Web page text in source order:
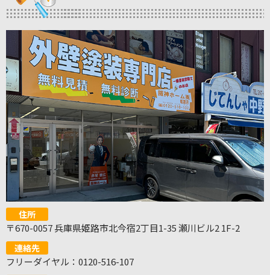
住所
〒670-0057 兵庫県姫路市北今宿2丁目1-35 瀬川ビル2 1F-2
連絡先
フリーダイヤル：0120-516-107